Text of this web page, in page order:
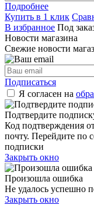
Подробнее
Купить в 1 клик
В избранное Под
Новости магазина
Свежие новости
Подписаться
Я согласен на
Подтвердите
Код подтверждения
почту. Перейдите по
подписки
Закрыть окно
Произошла ошибка
Не удалось успешно
Закрыть окно